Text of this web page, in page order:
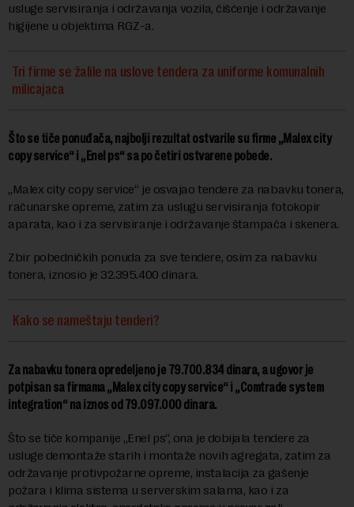
usluge servisiranja i održavanja vozila, čišćenje i održavanje
higijene u objektima RGZ-a.
Tri firme se žalile na uslove tendera za uniforme komunalnih
milicajaca
Što se tiče ponuđača, najbolji rezultat ostvarile su firme „Malex city
copy service“ i „Enel ps“ sa po četiri ostvarene pobede.
„Malex city copy service“ je osvajao tendere za nabavku tonera,
računarske opreme, zatim za uslugu servisiranja fotokopir
aparata, kao i za servisiranje i održavanje štampača i skenera.
Zbir pobedničkih ponuda za sve tendere, osim za nabavku
tonera, iznosio je 32.395.400 dinara.
Kako se nameštaju tenderi?
Za nabavku tonera opredeljeno je 79.700.834 dinara, a ugovor je
potpisan sa firmama „Malex city copy service“ i „Comtrade system
integration“ na iznos od 79.097.000 dinara.
Što se tiče kompanije „Enel ps“, ona je dobijala tendere za
usluge demontaže starih i montaže novih agregata, zatim za
održavanje protivpožarne opreme, instalacija za gašenje
požara i klima sistema u serverskim salama, kao i za